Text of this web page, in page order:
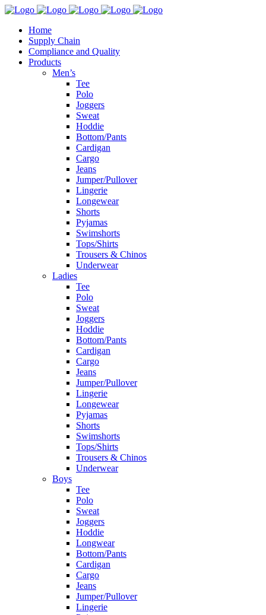
Home
Supply Chain
Compliance and Quality
Products
Men’s
Tee
Polo
Joggers
Sweat
Hoddie
Bottom/Pants
Cardigan
Cargo
Jeans
Jumper/Pullover
Lingerie
Longewear
Shorts
Pyjamas
Swimshorts
Tops/Shirts
Trousers & Chinos
Underwear
Ladies
Tee
Polo
Sweat
Joggers
Hoddie
Bottom/Pants
Cardigan
Cargo
Jeans
Jumper/Pullover
Lingerie
Longewear
Pyjamas
Shorts
Swimshorts
Tops/Shirts
Trousers & Chinos
Underwear
Boys
Tee
Polo
Sweat
Joggers
Hoddie
Longwear
Bottom/Pants
Cardigan
Cargo
Jeans
Jumper/Pullover
Lingerie